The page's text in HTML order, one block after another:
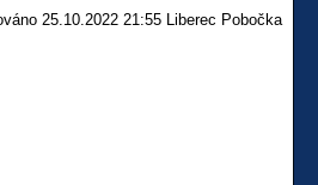
25.10.2022 21:55 Liberec Pobočka